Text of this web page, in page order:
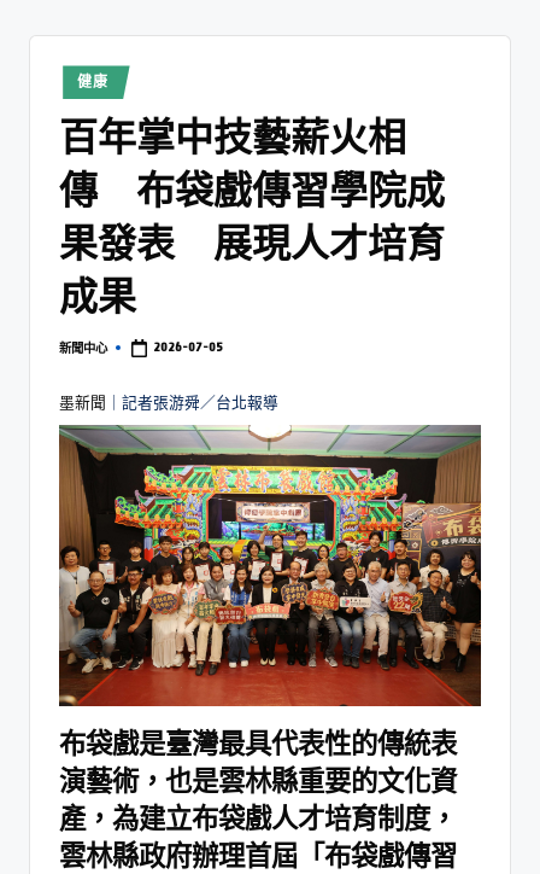
健康
百年掌中技藝薪火相
傳 布袋戲傳習學院成
果發表 展現人才培育
成果
新聞中心 2026-07-05
墨新聞 ｜記者張游舜／台北報導
布袋戲是臺灣最具代表性的傳統表
演藝術，也是雲林縣重要的文化資
產，為建立布袋戲人才培育制度，
雲林縣政府辦理首屆「布袋戲傳習